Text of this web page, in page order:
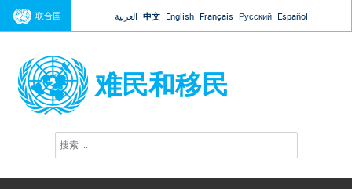
Jump to navigation
联合国 العربية 中文 English Français Русский Español
难民和移民
搜
索